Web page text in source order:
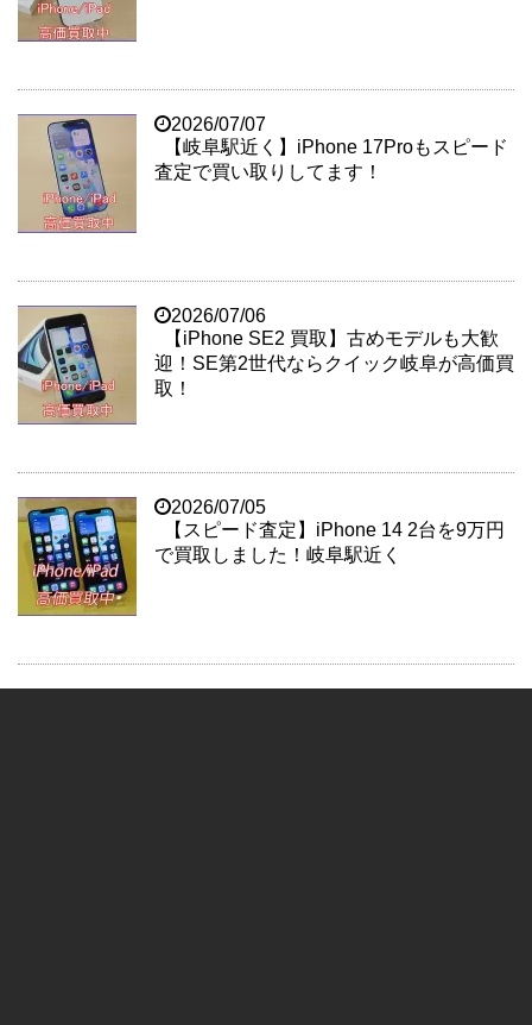
2026/07/07
【岐阜駅近く】iPhone 17Proもスピード
査定で買い取りしてます！
2026/07/06
【iPhone SE2 買取】古めモデルも大歓
迎！SE第2世代ならクイック岐阜が高価買
取！
2026/07/05
【スピード査定】iPhone 14 2台を9万円
で買取しました！岐阜駅近く